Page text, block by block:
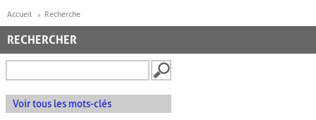
Accueil Recherche
RECHERCHER
Voir tous les mots-clés